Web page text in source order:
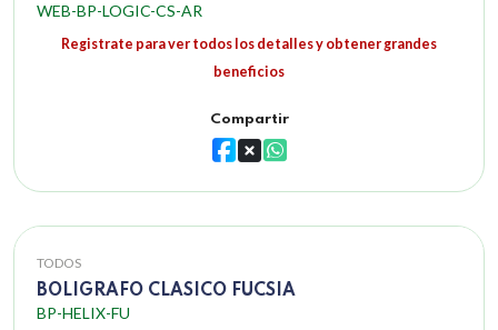
WEB-BP-LOGIC-CS-AR
Registrate para ver todos los detalles y obtener grandes
beneficios
Compartir
TODOS
BOLIGRAFO CLASICO FUCSIA
BP-HELIX-FU